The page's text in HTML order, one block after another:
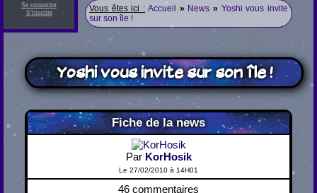
Se connecter
S'inscrire
Vous êtes ici : Accueil » News » Yoshi vous invite
sur son île !
Yoshi vous invite sur son île !
Fiche de la news
Par KorHosik
Le 27/02/2010 à 14H01
46 commentaires